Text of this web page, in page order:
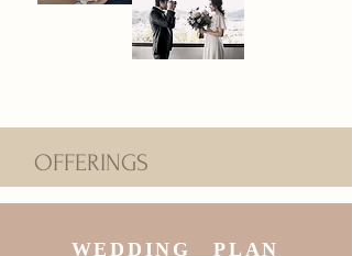
OFFERINGS
WEDDING​ PLAN